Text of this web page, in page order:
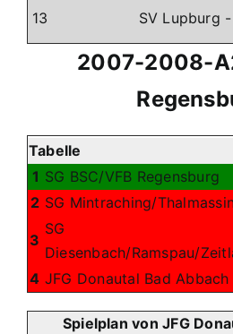
13 SV Lupburg -
2007-2008-
Tabelle
1 SG BSC/VFB Regensburg
2 SG Mintraching/
3
SG
Diesenbach/Ramspau/
4 JFG Donautal Bad Abbach
Spielplan von JFG